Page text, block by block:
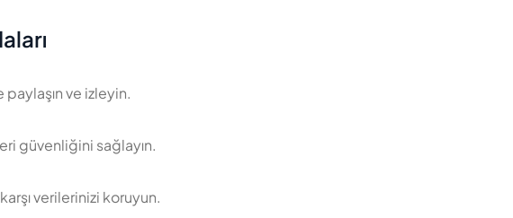
ve izleyin.
güvenliğini sağlayın.
verilerinizi koruyun.